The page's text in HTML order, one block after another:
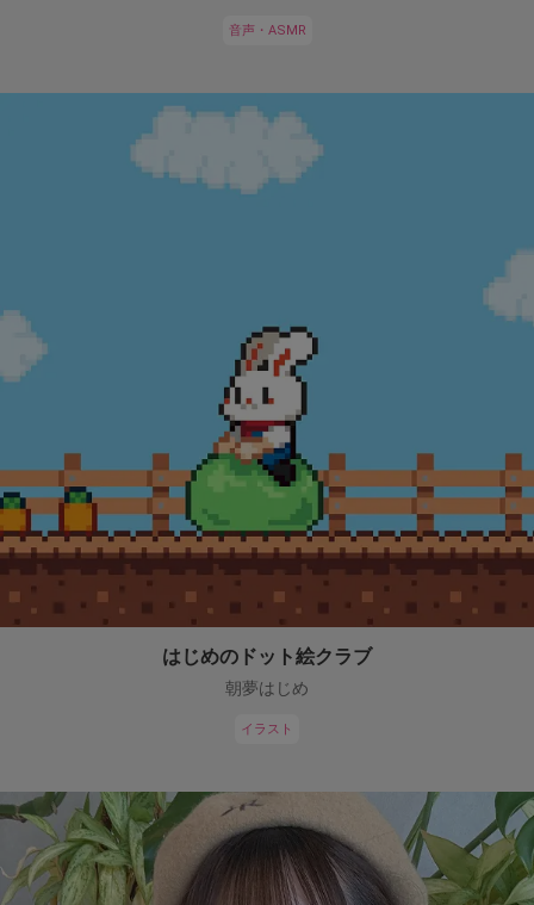
音声・ASMR
はじめのドット絵クラブ
朝夢はじめ
イラスト